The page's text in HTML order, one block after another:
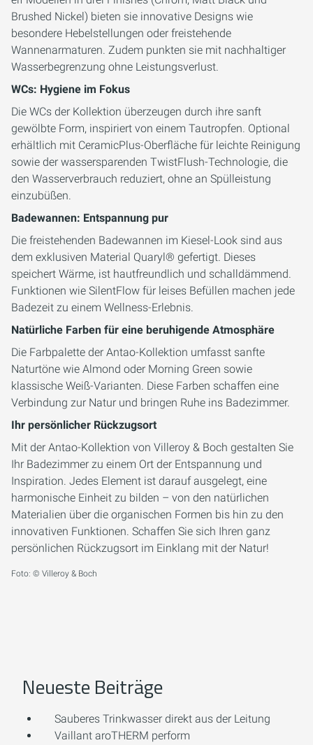
Brushed Nickel) bieten sie innovative Designs wie
besondere Hebelstellungen oder freistehende
Wannenarmaturen. Zudem punkten sie mit nachhaltiger
Wasserbegrenzung ohne Leistungsverlust.
WCs: Hygiene im Fokus
Die WCs der Kollektion überzeugen durch ihre sanft
gewölbte Form, inspiriert von einem Tautropfen. Optional
erhältlich mit CeramicPlus-Oberfläche für leichte Reinigung
sowie der wassersparenden TwistFlush-Technologie, die
den Wasserverbrauch reduziert, ohne an Spülleistung
einzubüßen.
Badewannen: Entspannung pur
Die freistehenden Badewannen im Kiesel-Look sind aus
dem exklusiven Material Quaryl® gefertigt. Dieses
speichert Wärme, ist hautfreundlich und schalldämmend.
Funktionen wie SilentFlow für leises Befüllen machen jede
Badezeit zu einem Wellness-Erlebnis.
Natürliche Farben für eine beruhigende Atmosphäre
Die Farbpalette der Antao-Kollektion umfasst sanfte
Naturtöne wie Almond oder Morning Green sowie
klassische Weiß-Varianten. Diese Farben schaffen eine
Verbindung zur Natur und bringen Ruhe ins Badezimmer.
Ihr persönlicher Rückzugsort
Mit der Antao-Kollektion von Villeroy & Boch gestalten Sie
Ihr Badezimmer zu einem Ort der Entspannung und
Inspiration. Jedes Element ist darauf ausgelegt, eine
harmonische Einheit zu bilden – von den natürlichen
Materialien über die organischen Formen bis hin zu den
innovativen Funktionen. Schaffen Sie sich Ihren ganz
persönlichen Rückzugsort im Einklang mit der Natur!
Foto: © Villeroy & Boch
Neueste Beiträge
Sauberes Trinkwasser direkt aus der Leitung
Vaillant aroTHERM perform